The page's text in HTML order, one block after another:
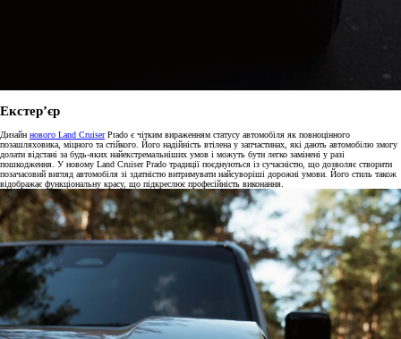
Екстер’єр
Дизайн нового Land CruiserPrado є чітким вираженням статусу автомобіля як повноцінного
позашляховика, міцного та стійкого. Його надійність втілена у запчастинах, які дають автомобілю змогу
долати відстані за будь-яких найекстремальніших умов і можуть бути легко замінені у разі
пошкодження. У новому Land Cruiser Prado традиції поєднуються із сучасністю, що дозволяє створити
позачасовий вигляд автомобіля зі здатністю витримувати найсуворіші дорожні умови. Його стиль також
відображає функціональну красу, що підкреслює професійність виконання.